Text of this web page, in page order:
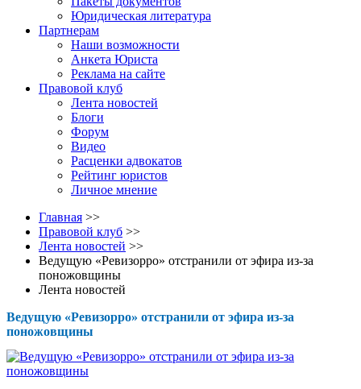
Юридическая литература
Партнерам
Наши возможности
Анкета Юриста
Реклама на сайте
Правовой клуб
Лента новостей
Блоги
Форум
Видео
Расценки адвокатов
Рейтинг юристов
Личное мнение
Главная >>
Правовой клуб >>
Лента новостей >>
Ведущую «Ревизорро» отстранили от эфира из-за
поножовщины
Лента новостей
Ведущую «Ревизорро» отстранили от эфира из-за
поножовщины